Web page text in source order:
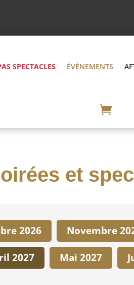
SPECTACLES ÉVÈNEMENTS
et
2026 Novembre
2027 Mai 2027